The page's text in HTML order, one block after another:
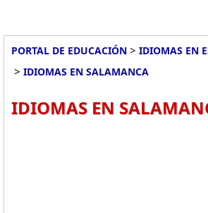
PORTAL DE EDUCACIÓN > IDIOMAS EN
> IDIOMAS EN SALAMANCA
IDIOMAS EN